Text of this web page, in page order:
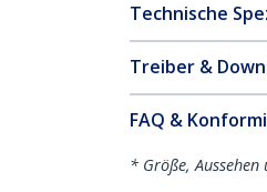
Technische
Treiber &
FAQ &
* Größe,